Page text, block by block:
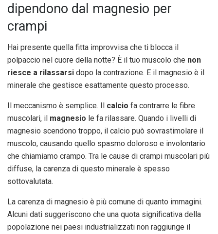
dipendono dal magnesio per
crampi
Hai presente quella fitta improvvisa che ti blocca il
polpaccio nel cuore della notte? È il tuo muscolo che non
riesce a rilassarsi dopo la contrazione. E il magnesio è il
minerale che gestisce esattamente questo processo.
Il meccanismo è semplice. Il calcio fa contrarre le fibre
muscolari, il magnesio le fa rilassare. Quando i livelli di
magnesio scendono troppo, il calcio può sovrastimolare il
muscolo, causando quello spasmo doloroso e involontario
che chiamiamo crampo. Tra le cause di crampi muscolari più
diffuse, la carenza di questo minerale è spesso
sottovalutata.
La carenza di magnesio è più comune di quanto immagini.
Alcuni dati suggeriscono che una quota significativa della
popolazione nei paesi industrializzati non raggiunge il